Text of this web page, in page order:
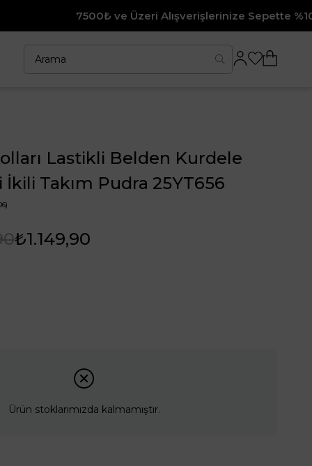
Üzeri Alışverişlerinize Sepette %10 İndirim
Lastikli Belden Kurdele
İkili Takım Pudra 25YT656
₺1.149,90
Ürün stoklarımızda kalmamıştır.